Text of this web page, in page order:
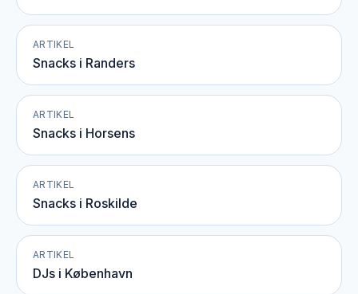
ARTIKEL
Snacks i Randers
ARTIKEL
Snacks i Horsens
ARTIKEL
Snacks i Roskilde
ARTIKEL
DJs i København